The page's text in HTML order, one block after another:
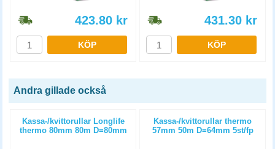
423.80 kr
KÖP
431.30 kr
KÖP
Andra gillade också
Kassa-/kvittorullar Longlife
thermo 80mm 80m D=80mm
Kassa-/kvittorullar thermo
57mm 50m D=64mm 5st/fp